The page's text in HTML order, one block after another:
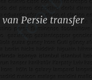
van Persie transfer